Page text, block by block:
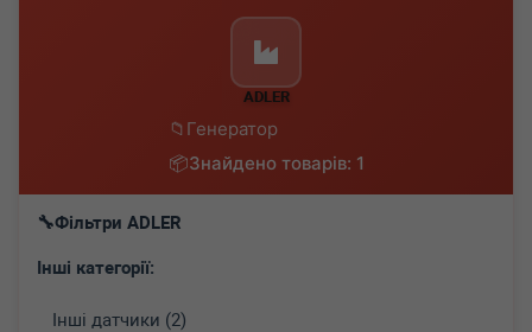
ADLER
Генератор
Знайдено товарів: 1
Фільтри ADLER
Інші категорії:
Інші датчики (2)